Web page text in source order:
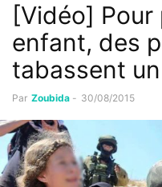
[Vidéo]
enfant, des
tabassent
Par Zoubida - 30/08/2015